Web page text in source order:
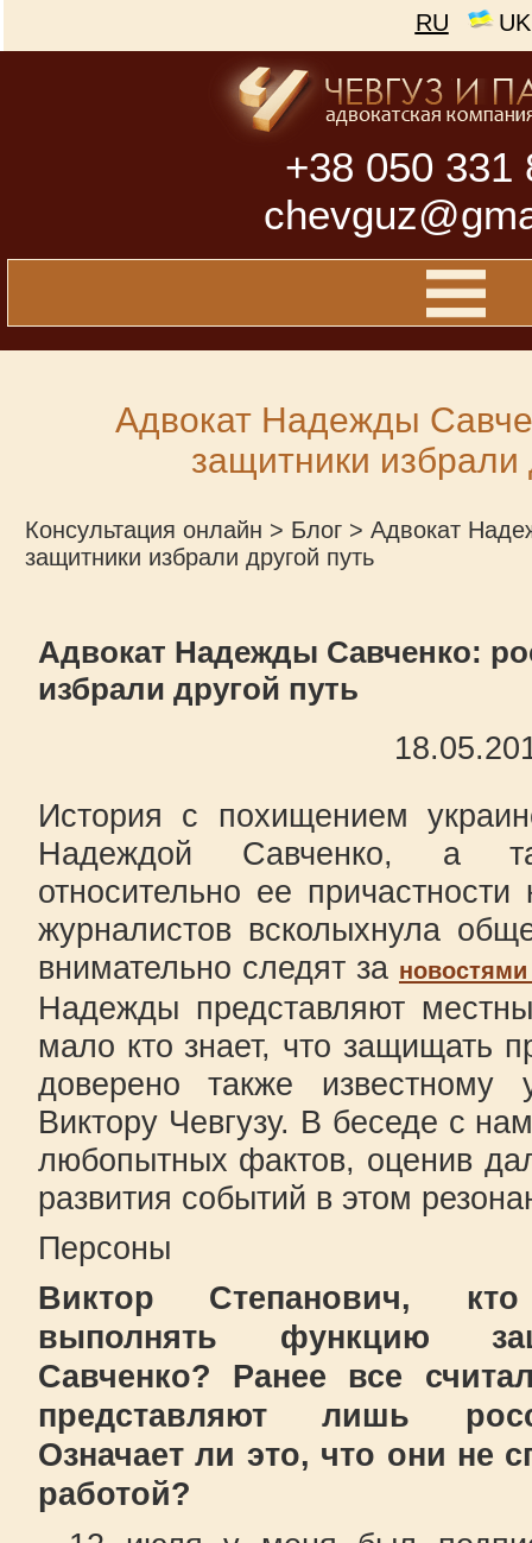
RU UK
+38 050 331
Адвокат Надежды
защитники избрали
Консультация онлайн > Блог > Адвокат
защитники избрали другой путь
Адвокат Надежды Савченко:
избрали другой путь
История с похищением
Надеждой Савченко, а
относительно ее причастности
журналистов всколыхнула
внимательно следят за
Надежды представляют
мало кто знает, что защищать
доверено также известному
Виктору Чевгузу. В беседе с
любопытных фактов, оценив
развития событий в этом
Персоны
Виктор Степанович,
выполнять функцию
Савченко? Ранее все
представляют лишь
Означает ли это, что они не
работой?